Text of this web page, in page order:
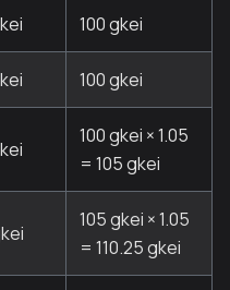
100 gkei
100 gkei
100 gkei × 1.05
= 105 gkei
105 gkei × 1.05
= 110.25 gkei